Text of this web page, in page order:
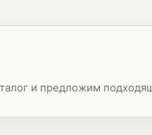
и предложим